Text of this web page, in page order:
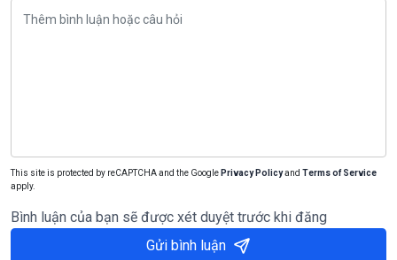
This site is protected by reCAPTCHA and the Google Privacy Policyand Terms of Service
apply.
Bình luận của bạn sẽ được xét duyệt trước khi đăng
Gửi bình luận